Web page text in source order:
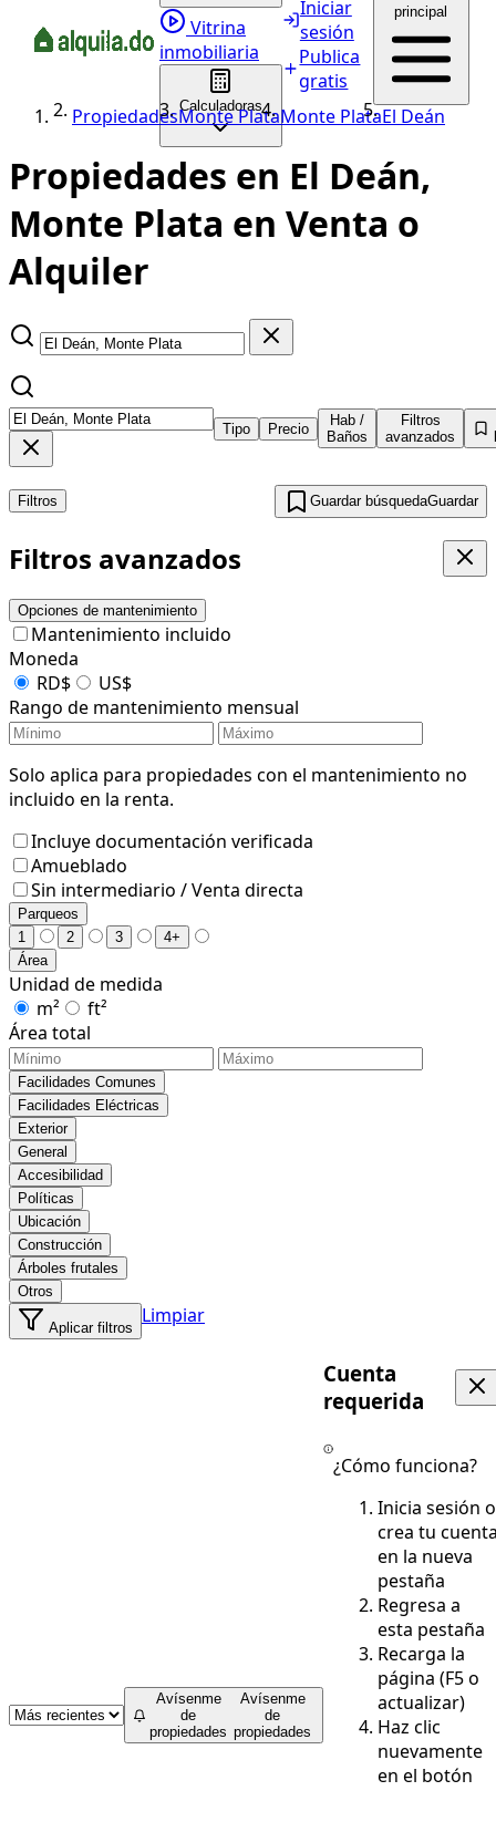
Vitrina
inmobiliaria
Calculadoras
Iniciar
sesión
Publica
gratis
principal
PropiedadesMonte PlataMonte PlataEl Deán
Propiedades en El Deán,
Monte Plata en Venta o
Alquiler
Tipo Precio
Hab /
Baños
Filtros
avanzados
Filtros Guardar búsquedaGuardar
Filtros avanzados
Opciones de mantenimiento
Mantenimiento incluido
Moneda
RD$
US$
Rango de mantenimiento mensual
Solo aplica para propiedades con el mantenimiento no
incluido en la renta.
Incluye documentación verificada
Amueblado
Sin intermediario / Venta directa
Parqueos
1
2 3
4+
Área
Unidad de medida
m²
ft²
Área total
Facilidades Comunes
Facilidades Eléctricas
Exterior
General
Accesibilidad
Políticas
Ubicación
Construcción
Árboles frutales
Otros
Aplicar filtros
Limpiar
Avísenme
de
propiedades
Avísenme
de
propiedades
Cuenta
requerida
¿Cómo funciona?
Inicia sesión o
crea tu
en la nueva
pestaña
Regresa a
esta pestaña
Recarga la
página (F5 o
actualizar)
Haz clic
nuevamente
en el botón